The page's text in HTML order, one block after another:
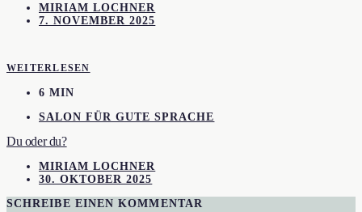
MIRIAM LOCHNER
7. NOVEMBER 2025
WEITERLESEN
6 MIN
SALON FÜR GUTE SPRACHE
Du oder du?
MIRIAM LOCHNER
30. OKTOBER 2025
SCHREIBE EINEN KOMMENTAR